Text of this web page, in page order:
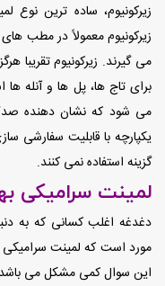
زیرکونیوم، ساده ترین
زیرکونیوم معمولاً در مطب
می گیرند. زیرکونیوم تقریبا
یکپارچه با قابلیت سفارشی
گزینه استفاده نمی کنند.
لمینت سرامیکی
دغدغه اغلب کسانی که به
مورد است که لمینت سرامیکی
این سوال کمی مشکل می باشد